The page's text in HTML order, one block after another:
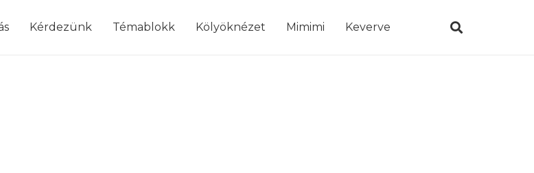
Kérdezünk Témablokk Kölyöknézet Mimimi Keverve